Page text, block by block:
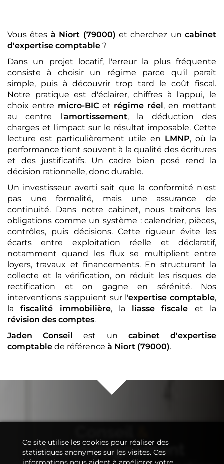
Vous êtes à Niort (79000) et cherchez un cabinet
d'expertise comptable ?
Dans un projet locatif, l'erreur la plus fréquente
consiste à choisir un régime parce qu'il paraît
simple, puis à découvrir trop tard le coût fiscal.
Notre pratique est d'éclairer, chiffres à l'appui, le
choix entre micro-BICet régime réel, en mettant
au centre l'amortissement, la déduction des
charges et l'impact sur le résultat imposable. Cette
lecture est particulièrement utile en LMNP, où la
performance tient souvent à la qualité des écritures
et des justificatifs. Un cadre bien posé rend la
décision rationnelle, donc durable.
Un investisseur averti sait que la conformité n'est
pas une formalité, mais une assurance de
continuité. Dans notre cabinet, nous traitons les
obligations comme un système : calendrier, pièces,
contrôles, puis décisions. Cette rigueur évite les
écarts entre exploitation réelle et déclaratif,
notamment quand les flux se multiplient entre
loyers, travaux et financements. En structurant la
collecte et la vérification, on réduit les risques de
rectification et on gagne en sérénité. Nos
interventions s'appuient sur l'expertise comptable,
lafiscalité immobilière, la liasse fiscale et la
révision des comptes.
Jaden Conseil est un cabinet d'expertise
comptable de référence à Niort (79000).
Accompagnement
Ce site utilise les cookies pour réaliser des
statistiques anonymes sur les visites. Ces